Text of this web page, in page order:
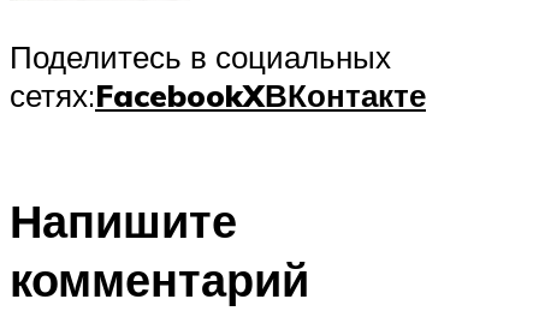
Поделитесь в социальных
сетях:FacebookXВКонтакте
Напишите
комментарий